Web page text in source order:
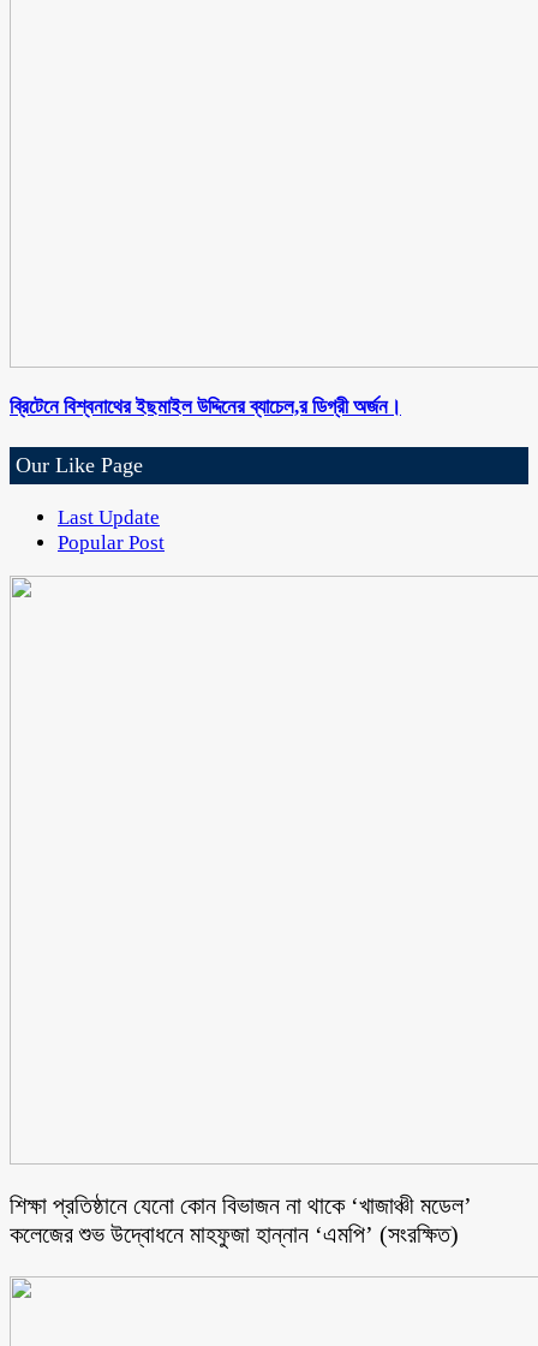
ব্রিটেনে বিশ্বনাথের ইছমাইল উদ্দিনের ব্যাচেল,র ডিগ্রী অর্জন।
Our Like Page
Last Update
Popular Post
শিক্ষা প্রতিষ্ঠানে যেনো কোন বিভাজন না থাকে ‘খাজাঞ্চী মডেল’
কলেজের শুভ উদ্বোধনে মাহফুজা হান্নান ‘এমপি’ (সংরক্ষিত)